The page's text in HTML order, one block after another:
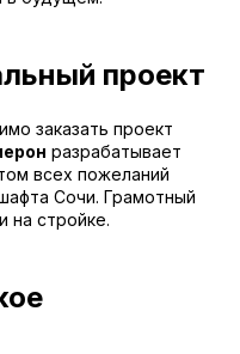
проект
заказать проект
разрабатывает
всех пожеланий
Сочи. Грамотный
на стройке.